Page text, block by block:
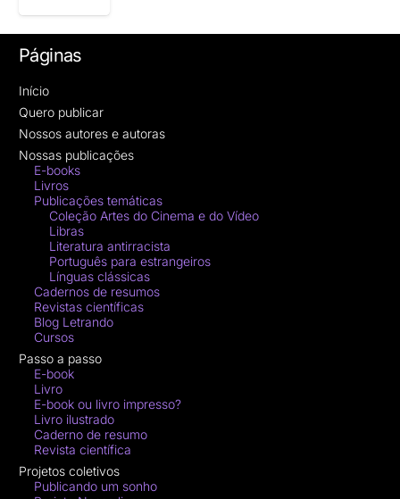
Páginas
Início
Quero publicar
Nossos autores e autoras
Nossas publicações
E-books
Livros
Publicações temáticas
Coleção Artes do Cinema e do Vídeo
Libras
Literatura antirracista
Português para estrangeiros
Línguas clássicas
Cadernos de resumos
Revistas científicas
Blog Letrando
Cursos
Passo a passo
E-book
Livro
E-book ou livro impresso?
Livro ilustrado
Caderno de resumo
Revista científica
Projetos coletivos
Publicando um sonho